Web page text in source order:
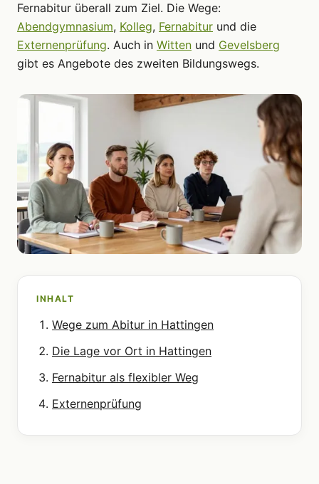
Fernabitur überall zum Ziel. Die Wege:
Abendgymnasium, Kolleg, Fernabitur und die
Externenprüfung. Auch in Witten und Gevelsberg
gibt es Angebote des zweiten Bildungswegs.
INHALT
Wege zum Abitur in Hattingen
Die Lage vor Ort in Hattingen
Fernabitur als flexibler Weg
Externenprüfung